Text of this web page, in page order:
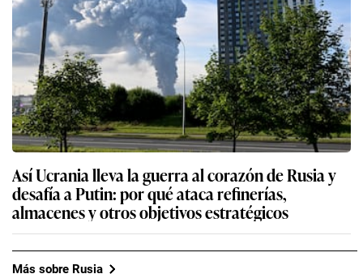
Así Ucrania lleva la guerra al corazón de Rusia y
desafía a Putin: por qué ataca refinerías,
almacenes y otros objetivos estratégicos
Más sobre Rusia